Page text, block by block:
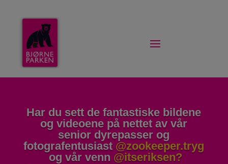
Har du sett de fantastiske bildene
og videoene på nettet av vår
senior dyrepasser og
fotografentusiast @zookeeper.tryg
og vår venn @itseriksen?